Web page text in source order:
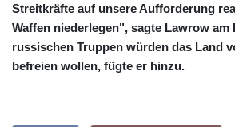
Streitkräfte auf unsere Aufforderung
Waffen niederlegen", sagte Lawrow am
russischen Truppen würden das Land
befreien wollen, fügte er hinzu.